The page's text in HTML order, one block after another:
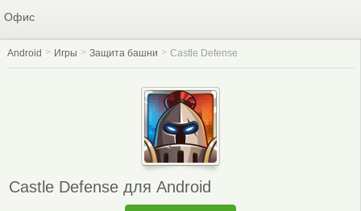
Офис
Android Игры Защита башни Castle Defense
Castle Defense для Android